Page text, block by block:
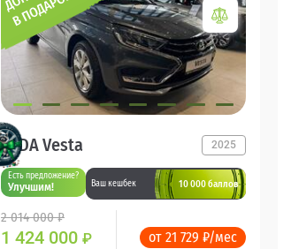
LADA Vesta 2025
Есть предложение?
Улучшим! Ваш кешбек 10 000 баллов
2 014 000 ₽
1 424 000 ₽ от 21 729 ₽/мес